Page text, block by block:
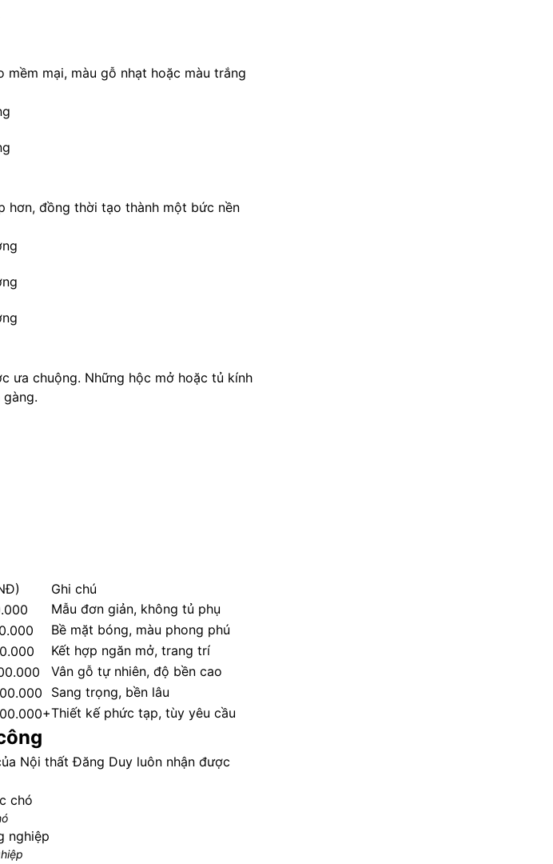
mềm mại, màu gỗ nhạt hoặc màu trắng
hơn, đồng thời tạo thành một bức nền
ưa chuộng. Những hộc mở hoặc tủ kính
Ghi chú
Mẫu đơn giản, không tủ phụ
Bề mặt bóng, màu phong phú
Kết hợp ngăn mở, trang trí
Vân gỗ tự nhiên, độ bền cao
Sang trọng, bền lâu
Thiết kế phức tạp, tùy yêu cầu
Nội thất Đăng Duy luôn nhận được